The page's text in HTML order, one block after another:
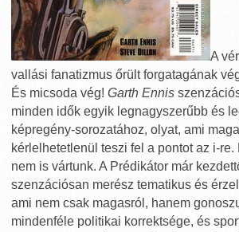
A
vallási fanatizmus őrült forgatagának
És micsoda vég! Garth Ennis
minden idők egyik legnagyszerűbb és
képregény-sorozatához, olyat, ami
kérlelhetetlenül teszi fel a pontot az i-
nem is vártunk. A Prédikátor már
szenzációsan merész tematikus és
ami nem csak magasról, hanem
mindenféle politikai korrektsége, és